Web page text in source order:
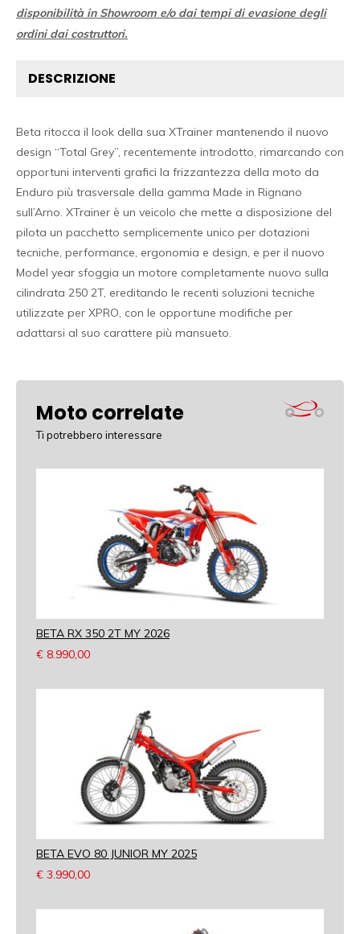
disponibilità in Showroom e/o dai tempi di evasione degli
ordini dai costruttori.
DESCRIZIONE
Beta ritocca il look della sua XTrainer mantenendo il nuovo
design “Total Grey”, recentemente introdotto, rimarcando con
opportuni interventi grafici la frizzantezza della moto da
Enduro più trasversale della gamma Made in Rignano
sull’Arno. XTrainer è un veicolo che mette a disposizione del
pilota un pacchetto semplicemente unico per dotazioni
tecniche, performance, ergonomia e design, e per il nuovo
Model year sfoggia un motore completamente nuovo sulla
cilindrata 250 2T, ereditando le recenti soluzioni tecniche
utilizzate per XPRO, con le opportune modifiche per
adattarsi al suo carattere più mansueto.
Moto correlate
Ti potrebbero interessare
BETA RX 350 2T MY 2026
€ 8.990,00
BETA EVO 80 JUNIOR MY 2025
€ 3.990,00